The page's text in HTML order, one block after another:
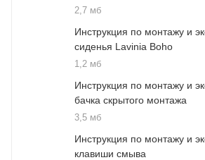
2,7 мб
Инструкция по монтажу и
сиденья Lavinia Boho
1,2 мб
Инструкция по монтажу и
бачка скрытого монтажа
3,5 мб
Инструкция по монтажу и
клавиши смыва